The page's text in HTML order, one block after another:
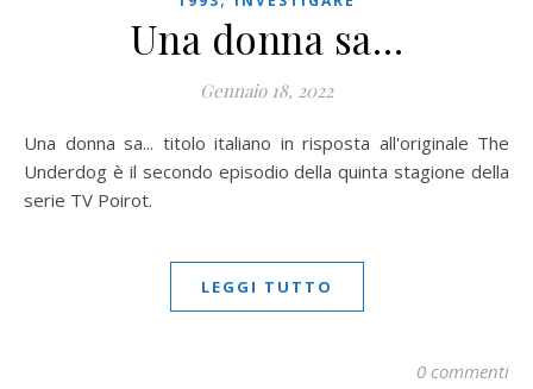
Una donna sa…
Gennaio 18, 2022
Una donna sa... titolo italiano in risposta all'originale The
Underdog è il secondo episodio della quinta stagione della
serie TV Poirot.
LEGGI TUTTO
0 commenti